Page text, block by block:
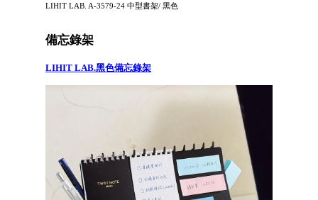
LIHIT LAB. A-3579-24 中型書架/ 黑色
備忘錄架
LIHIT LAB.黑色備忘錄架